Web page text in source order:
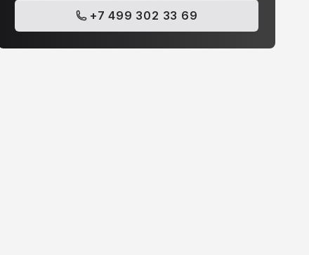
+7 499 302 33 69